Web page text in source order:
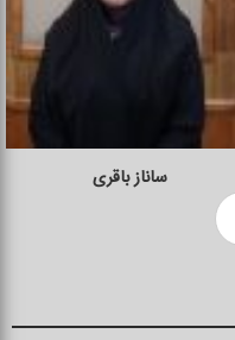
ساناز باقری